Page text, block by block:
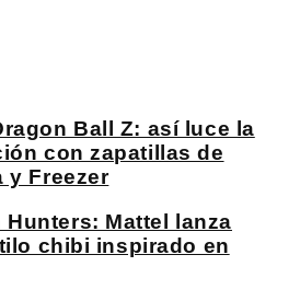
Ball Z: así luce la
con zapatillas de
y Freezer
Hunters: Mattel lanza
chibi inspirado en